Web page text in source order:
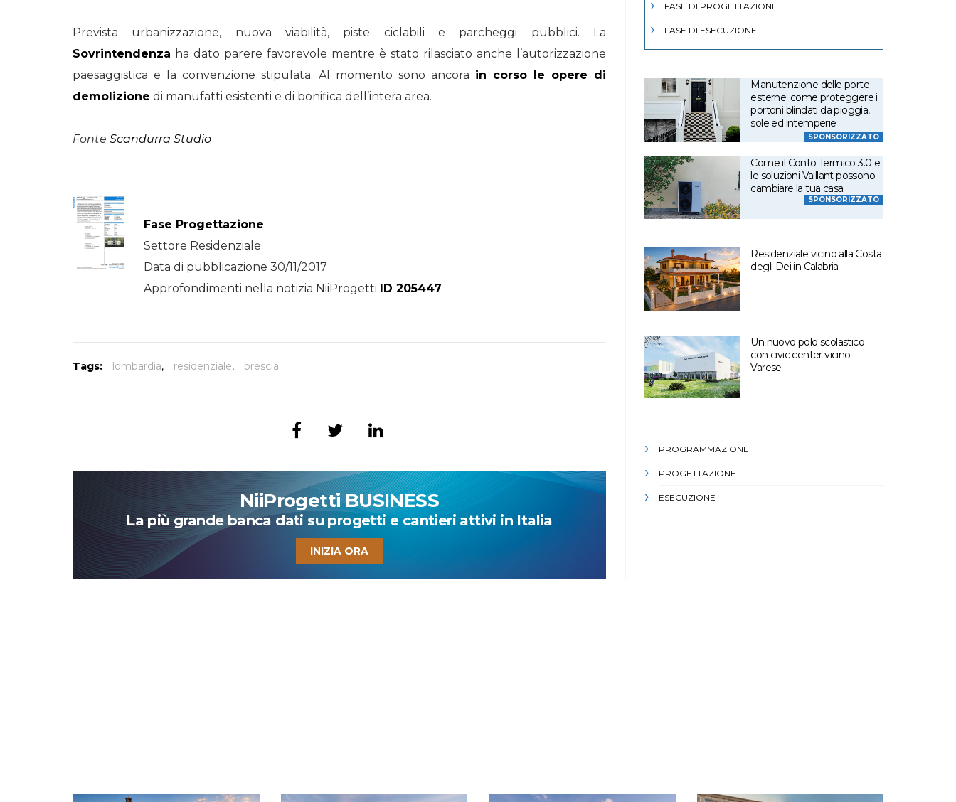
Prevista urbanizzazione, nuova viabilità, piste ciclabili e parcheggi pubblici. La
Sovrintendenza ha dato parere favorevole mentre è stato rilasciato anche l’autorizzazione
paesaggistica e la convenzione stipulata. Al momento sono ancora in corso le opere di
demolizione di manufatti esistenti e di bonifica dell’intera area.
Fonte Scandurra Studio
Fase Progettazione
Settore Residenziale
Data di pubblicazione 30/11/2017
Approfondimenti nella notizia NiiProgetti ID 205447
Tags: lombardia, residenziale, brescia
NiiProgetti BUSINESS
La più grande banca dati su progetti e cantieri attivi in Italia
INIZIA ORA
FASE DI PROGETTAZIONE
FASE DI ESECUZIONE
Manutenzione delle porte
esterne: come proteggere i
portoni blindati da pioggia,
sole ed intemperie
SPONSORIZZATO
Come il Conto Termico 3.0 e
le soluzioni Vaillant possono
cambiare la tua casa
SPONSORIZZATO
Residenziale vicino alla Costa
degli Dei in Calabria
Un nuovo polo scolastico
con civic center vicino
Varese
PROGRAMMAZIONE
PROGETTAZIONE
ESECUZIONE